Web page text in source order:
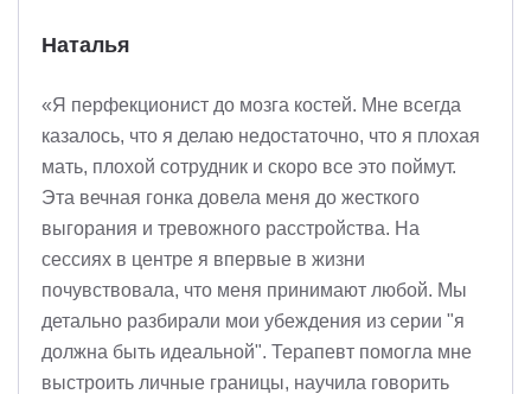
Наталья
«Я перфекционист до мозга костей. Мне всегда
казалось, что я делаю недостаточно, что я плохая
мать, плохой сотрудник и скоро все это поймут.
Эта вечная гонка довела меня до жесткого
выгорания и тревожного расстройства. На
сессиях в центре я впервые в жизни
почувствовала, что меня принимают любой. Мы
детально разбирали мои убеждения из серии "я
должна быть идеальной". Терапевт помогла мне
выстроить личные границы, научила говорить